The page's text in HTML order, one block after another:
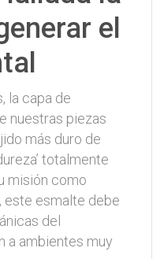
el
la capa de
nuestras piezas
más duro de
totalmente
misión como
este esmalte debe
del
a ambientes muy